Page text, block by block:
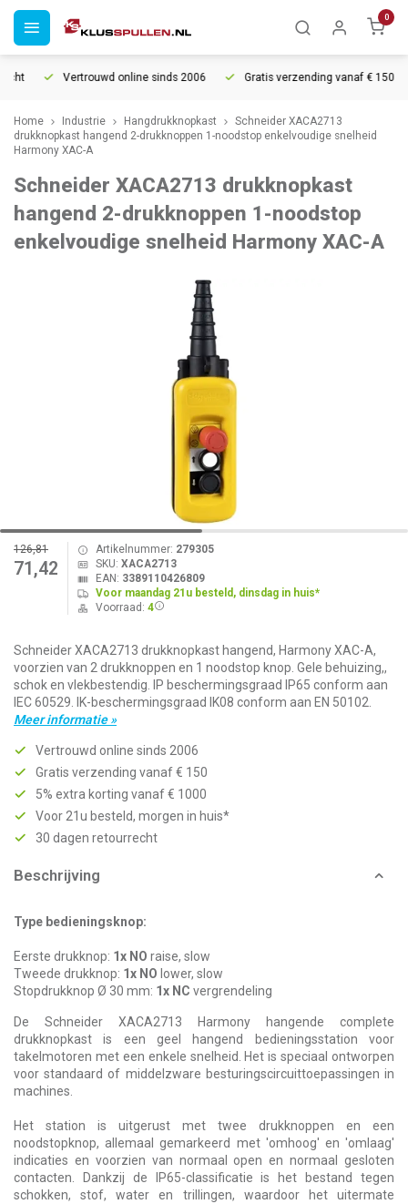
0
Vertrouwd online sinds 2006 Gratis verzending vanaf € 150
Home Industrie Hangdrukknopkast
Schneider XACA2713
drukknopkast hangend 2-drukknoppen 1-noodstop enkelvoudige snelheid
Harmony XAC-A
Schneider XACA2713 drukknopkast
hangend 2-drukknoppen 1-noodstop
enkelvoudige snelheid Harmony XAC-A
126,81
71,42
Artikelnummer: 279305
SKU: XACA2713
EAN: 3389110426809
Voor maandag 21u besteld, dinsdag in huis*
Voorraad: 4
Schneider XACA2713 drukknopkast hangend, Harmony XAC-A,
voorzien van 2 drukknoppen en 1 noodstop knop. Gele behuizing,,
schok en vlekbestendig. IP beschermingsgraad IP65 conform aan
IEC 60529. IK-beschermingsgraad IK08 conform aan EN 50102.
Meer informatie »
Vertrouwd online sinds 2006
Gratis verzending vanaf € 150
5% extra korting vanaf € 1000
Voor 21u besteld, morgen in huis*
30 dagen retourrecht
Beschrijving
Type bedieningsknop:
Eerste drukknop: 1x NO raise, slow
Tweede drukknop: 1x NO lower, slow
Stopdrukknop Ø 30 mm: 1x NC vergrendeling
De Schneider XACA2713 Harmony hangende complete
drukknopkast is een geel hangend bedieningsstation voor
takelmotoren met een enkele snelheid. Het is speciaal ontworpen
voor standaard of middelzware besturingscircuittoepassingen in
machines.
Het station is uitgerust met twee drukknoppen en een
noodstopknop, allemaal gemarkeerd met 'omhoog' en 'omlaag'
indicaties en voorzien van normaal open en normaal gesloten
contacten. Dankzij de IP65-classificatie is het bestand tegen
schokken, stof, water en trillingen, waardoor het uitermate